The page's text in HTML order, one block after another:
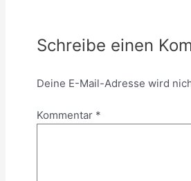
Schreibe einen
Deine E-Mail-Adresse wird
Kommentar *